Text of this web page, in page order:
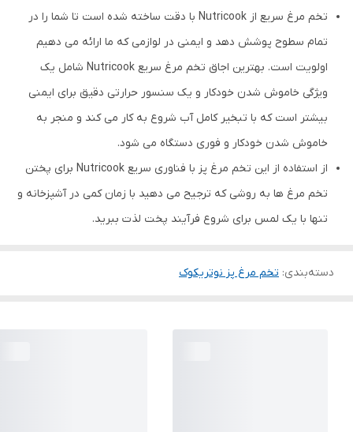
تخم مرغ سریع از Nutricook با دقت ساخته شده است تا شما را در
تمام سطوح پوشش دهد و ایمنی در لوازمی که ما ارائه می دهیم
اولویت است. بهترین اجاق تخم مرغ سریع Nutricook شامل یک
ویژگی خاموش شدن خودکار و یک سنسور حرارتی دقیق برای ایمنی
بیشتر است که با تبخیر کامل آب شروع به کار می کند و منجر به
خاموش شدن خودکار و فوری دستگاه می شود.
از استفاده از این تخم مرغ پز با فناوری سریع Nutricook برای پختن
تخم مرغ ها به روشی که ترجیح می دهید با زمان کمی در آشپزخانه و
تنها با یک لمس برای شروع فرآیند پخت لذت ببرید.
دسته‌بندی: تخم مرغ پز نوتریکوک